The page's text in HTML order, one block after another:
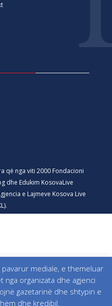
që nga viti 2000 Fondacioni
dhe Edukim KosovaLive
e Lajmeve Kosova Live
mediale, e themeluar
organizata dhe agjenci
gazetarinë dhe shtypin e
dhe kredibil.